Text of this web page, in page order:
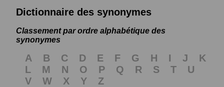
Dictionnaire des synonymes
Classement par ordre alphabétique des
synonymes
A B C D E F G H I J
K
L
M N O P Q R S T
U
V
W X Y
Z